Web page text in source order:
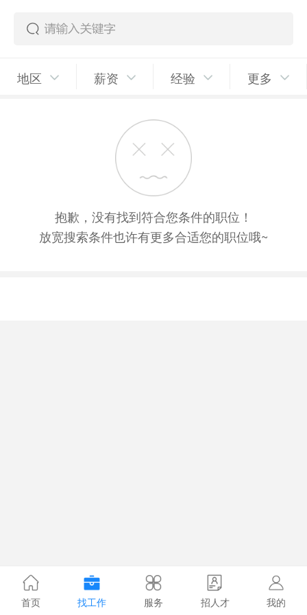
地区 薪资 经验 更多
抱歉，没有找到符合您条件的职位！
放宽搜索条件也许有更多合适您的职位哦~
首页 找工作 服务 招人才 我的